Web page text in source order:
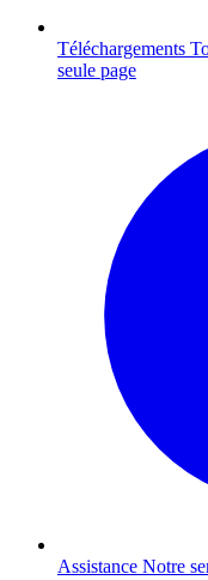
Téléchargements
seule page
Assistance Notre